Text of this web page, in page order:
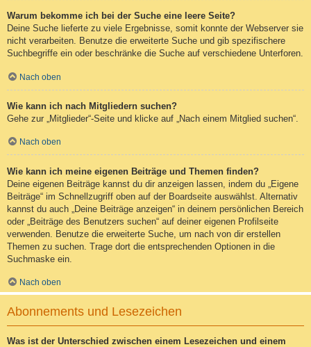
Warum bekomme ich bei der Suche eine leere Seite?
Deine Suche lieferte zu viele Ergebnisse, somit konnte der Webserver sie
nicht verarbeiten. Benutze die erweiterte Suche und gib spezifischere
Suchbegriffe ein oder beschränke die Suche auf verschiedene Unterforen.
Nach oben
Wie kann ich nach Mitgliedern suchen?
Gehe zur „Mitglieder“-Seite und klicke auf „Nach einem Mitglied suchen“.
Nach oben
Wie kann ich meine eigenen Beiträge und Themen finden?
Deine eigenen Beiträge kannst du dir anzeigen lassen, indem du „Eigene
Beiträge“ im Schnellzugriff oben auf der Boardseite auswählst. Alternativ
kannst du auch „Deine Beiträge anzeigen“ in deinem persönlichen Bereich
oder „Beiträge des Benutzers suchen“ auf deiner eigenen Profilseite
verwenden. Benutze die erweiterte Suche, um nach von dir erstellen
Themen zu suchen. Trage dort die entsprechenden Optionen in die
Suchmaske ein.
Nach oben
Abonnements und Lesezeichen
Was ist der Unterschied zwischen einem Lesezeichen und einem